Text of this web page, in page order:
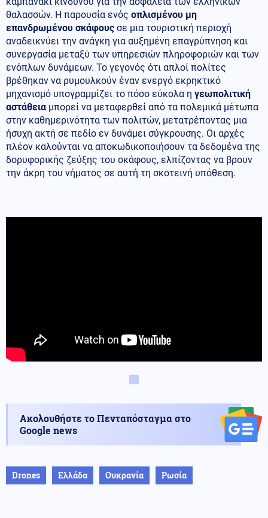
θαλασσών. Η παρουσία ενός οπλισμένου μη
επανδρωμένου σκάφους σε μια τουριστική περιοχή
αναδεικνύει την ανάγκη για αυξημένη επαγρύπνηση και
συνεργασία μεταξύ των υπηρεσιών πληροφοριών και των
ενόπλων δυνάμεων. Το γεγονός ότι απλοί πολίτες
βρέθηκαν να ρυμουλκούν έναν ενεργό εκρηκτικό
μηχανισμό υπογραμμίζει το πόσο εύκολα η γεωπολιτική
αστάθεια μπορεί να μεταφερθεί από τα πολεμικά μέτωπα
στην καθημερινότητα των πολιτών, μετατρέποντας μια
ήσυχη ακτή σε πεδίο εν δυνάμει σύγκρουσης. Οι αρχές
πλέον καλούνται να αποκωδικοποιήσουν τα δεδομένα της
δορυφορικής ζεύξης του σκάφους, ελπίζοντας να βρουν
την άκρη του νήματος σε αυτή τη σκοτεινή υπόθεση.
Ακολουθήστε το Πενταπόσταγμα στο
Google news
Drones Ελλάδα Ουκρανία Ρωσία